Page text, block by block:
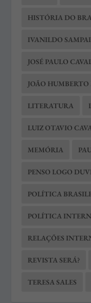
HISTÓRIA DO
IVANILDO
JOSÉ PAULO
JOÃO
LITERATURA
LUIZ OTAVIO
MEMÓRIA
PENSO LOGO
POLÍTICA
POLÍTICA
RELAÇÕES
REVISTA SERÁ?
TERESA SALES